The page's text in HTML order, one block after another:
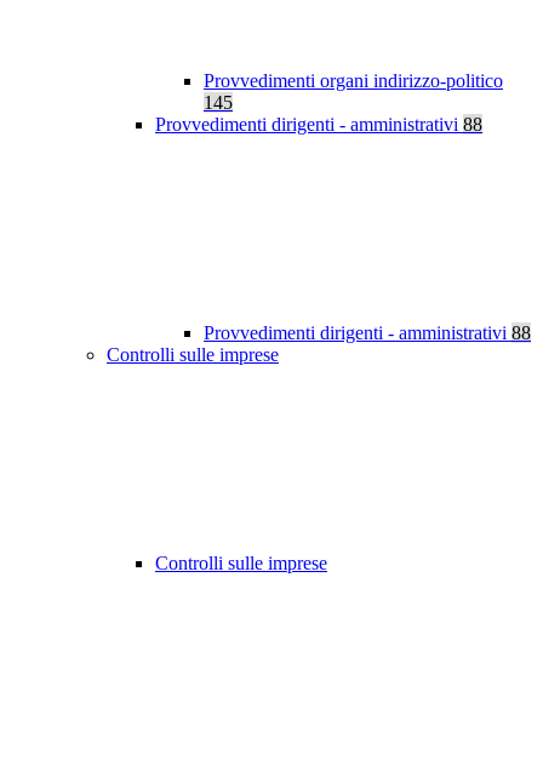
Provvedimenti organi indirizzo-politico
145
Provvedimenti dirigenti - amministrativi 88
Provvedimenti dirigenti - amministrativi 88
Controlli sulle imprese
Controlli sulle imprese